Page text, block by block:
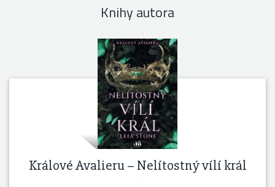
Knihy autora
Králové Avalieru – Nelítostný vílí král